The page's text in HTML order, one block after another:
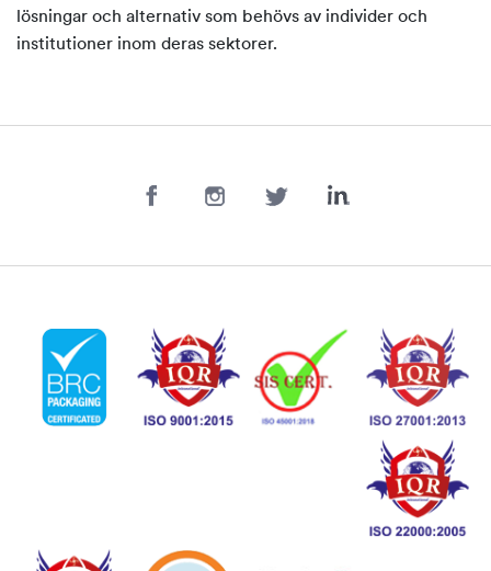
lösningar och alternativ som behövs av individer och
institutioner inom deras sektorer.